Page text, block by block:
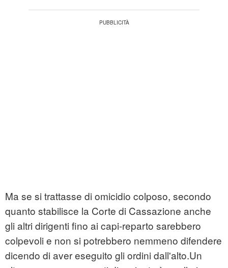
Ma se si trattasse di omicidio colposo, secondo
quanto stabilisce la Corte di Cassazione anche
gli altri dirigenti fino ai capi-reparto sarebbero
colpevoli e non si potrebbero nemmeno difendere
dicendo di aver eseguito gli ordini dall'alto.Un